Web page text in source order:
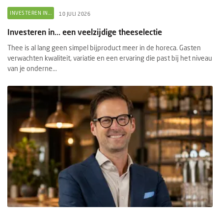
INVESTEREN IN... 10 JULI 2026
Investeren in... een veelzijdige theeselectie
Thee is al lang geen simpel bijproduct meer in de horeca. Gasten
verwachten kwaliteit, variatie en een ervaring die past bij het niveau
van je onderne...